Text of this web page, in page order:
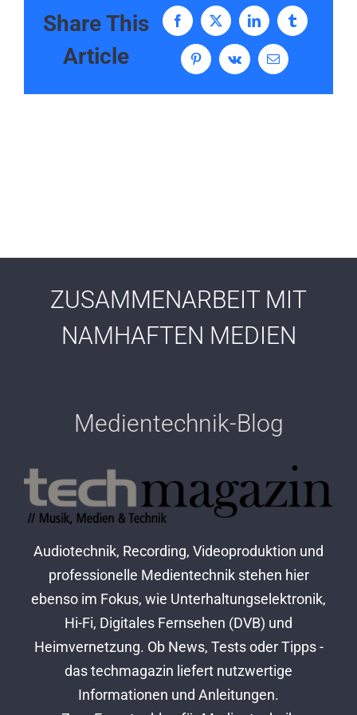
Share This
Article
Facebook
X LinkedIn Tumblr
PinterestVk
E-
Mail
ZUSAMMENARBEIT MIT
NAMHAFTEN MEDIEN
Medientechnik-Blog
Audiotechnik, Recording, Videoproduktion und
professionelle Medientechnik stehen hier
ebenso im Fokus, wie Unterhaltungselektronik,
Hi-Fi, Digitales Fernsehen (DVB) und
Heimvernetzung. Ob News, Tests oder Tipps -
das techmagazin liefert nutzwertige
Informationen und Anleitungen.